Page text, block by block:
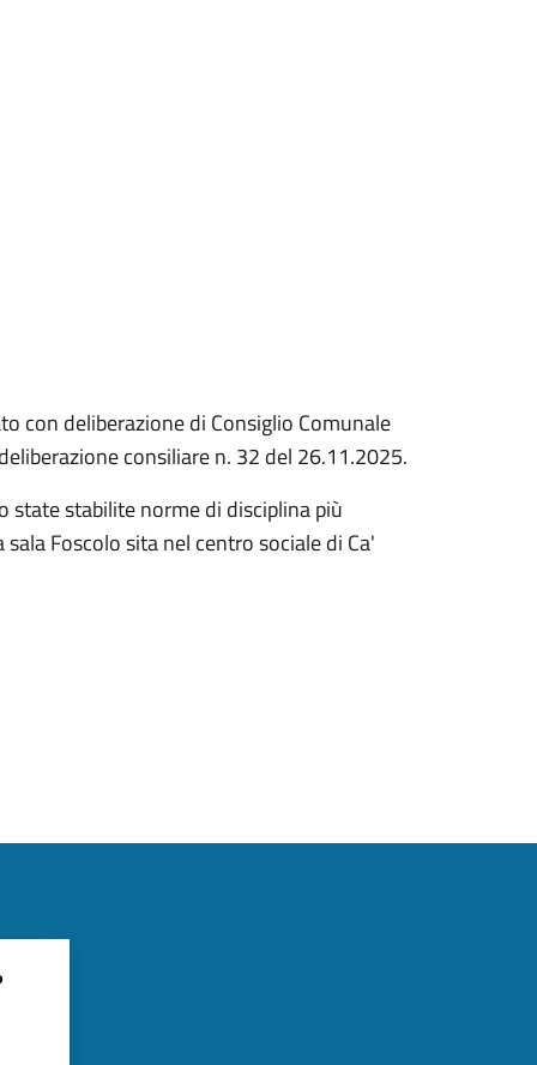
con deliberazione di Consiglio Comunale
consiliare n. 32 del 26.11.2025.
state stabilite norme di disciplina più
Foscolo sita nel centro sociale di Ca'